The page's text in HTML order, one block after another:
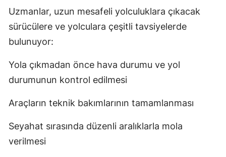
Uzmanlar, uzun mesafeli yolculuklara çıkacak
sürücülere ve yolculara çeşitli tavsiyelerde
bulunuyor:
Yola çıkmadan önce hava durumu ve yol
durumunun kontrol edilmesi
Araçların teknik bakımlarının tamamlanması
Seyahat sırasında düzenli aralıklarla mola
verilmesi